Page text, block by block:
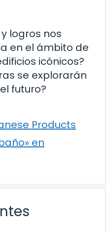
logros nos
en el ámbito de
icónicos?
se explorarán
futuro?
Products
en